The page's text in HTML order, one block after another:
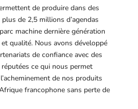
de produire dans des
de 2,5 millions d’agendas
machine dernière génération
qualité. Nous avons développé
de confiance avec des
ce qui nous permet
de nos produits
francophone sans perte de